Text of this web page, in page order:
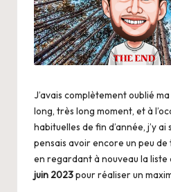
J’avais complètement oublié
long, très long moment, et à
habituelles de fin d’année, j’y
pensais avoir encore un peu de
en regardant à nouveau la liste
juin 2023pour réaliser un